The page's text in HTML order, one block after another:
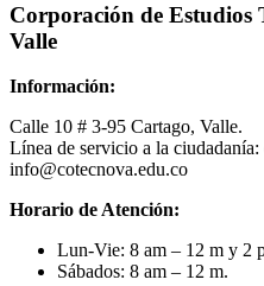
Corporación de Estudios
Valle
Información:
Calle 10 # 3-95 Cartago, Valle.
Línea de servicio a la
info@cotecnova.edu.co
Horario de Atención:
Lun-Vie: 8 am – 12 m y 2
Sábados: 8 am – 12 m.